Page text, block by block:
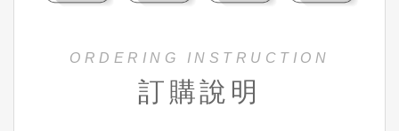
ORDERING INSTRUCTION
訂購說明